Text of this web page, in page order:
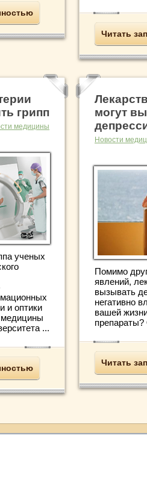
Читать
грипп
медицины
ученых
и оптики
...
могут
Новости
Помимо
явлений,
вызывать
негативно
вашей
Читать